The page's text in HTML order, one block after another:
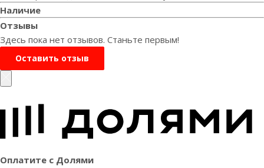
Наличие
Отзывы
Здесь пока нет отзывов. Станьте первым!
Оставить отзыв
Оплатите с Долями